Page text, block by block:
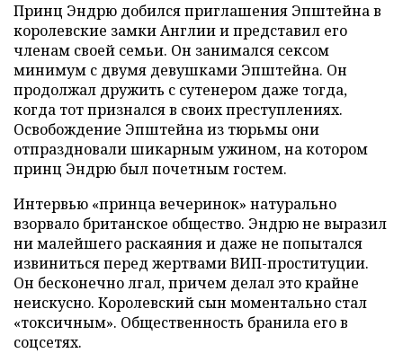
Принц Эндрю добился приглашения Эпштейна в
королевские замки Англии и представил его
членам своей семьи. Он занимался сексом
минимум с двумя девушками Эпштейна. Он
продолжал дружить с сутенером даже тогда,
когда тот признался в своих преступлениях.
Освобождение Эпштейна из тюрьмы они
отпраздновали шикарным ужином, на котором
принц Эндрю был почетным гостем.
Интервью «принца вечеринок» натурально
взорвало британское общество. Эндрю не выразил
ни малейшего раскаяния и даже не попытался
извиниться перед жертвами ВИП-проституции.
Он бесконечно лгал, причем делал это крайне
неискусно. Королевский сын моментально стал
«токсичным». Общественность бранила его в
соцсетях.